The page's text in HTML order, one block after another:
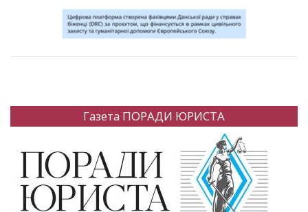
Газета ПОРАДИ ЮРИСТА